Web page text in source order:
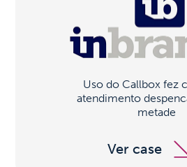
Uso do Callbox fez
atendimento
metade
Ver case